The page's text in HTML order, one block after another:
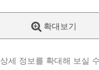
확대보기
상세 정보를 확대해 보실